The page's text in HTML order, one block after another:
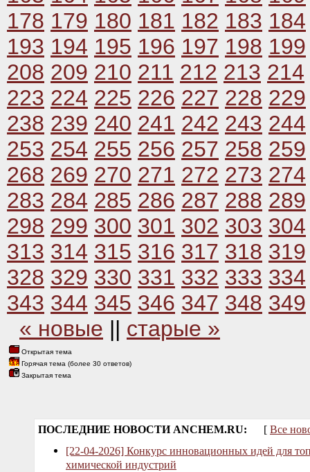
178 179 180 181 182 183 184
193 194 195 196 197 198 199
208 209 210 211 212 213 214
223 224 225 226 227 228 229
238 239 240 241 242 243 244
253 254 255 256 257 258 259
268 269 270 271 272 273 274
283 284 285 286 287 288 289
298 299 300 301 302 303 304
313 314 315 316 317 318 319
328 329 330 331 332 333 334
343 344 345 346 347 348 349
« новые || старые »
Открытая тема
Горячая тема (более 30 ответов)
Закрытая тема
ПОСЛЕДНИЕ НОВОСТИ ANCHEM.RU: [ Все
[22-04-2026] Конкурс инновационных идей для
химической индустрий